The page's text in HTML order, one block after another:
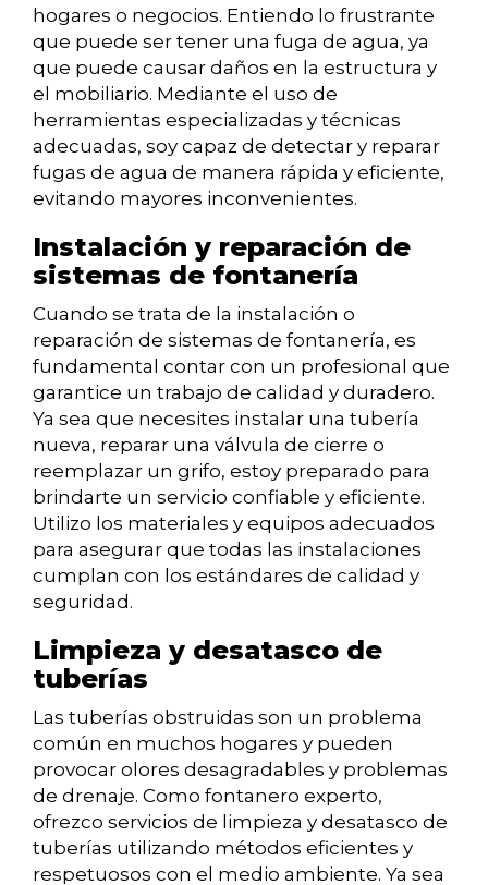
hogares o negocios. Entiendo lo frustrante
que puede ser tener una fuga de agua, ya
que puede causar daños en la estructura y
el mobiliario. Mediante el uso de
herramientas especializadas y técnicas
adecuadas, soy capaz de detectar y reparar
fugas de agua de manera rápida y eficiente,
evitando mayores inconvenientes.
Instalación y reparación de
sistemas de fontanería
Cuando se trata de la instalación o
reparación de sistemas de fontanería, es
fundamental contar con un profesional que
garantice un trabajo de calidad y duradero.
Ya sea que necesites instalar una tubería
nueva, reparar una válvula de cierre o
reemplazar un grifo, estoy preparado para
brindarte un servicio confiable y eficiente.
Utilizo los materiales y equipos adecuados
para asegurar que todas las instalaciones
cumplan con los estándares de calidad y
seguridad.
Limpieza y desatasco de
tuberías
Las tuberías obstruidas son un problema
común en muchos hogares y pueden
provocar olores desagradables y problemas
de drenaje. Como fontanero experto,
ofrezco servicios de limpieza y desatasco de
tuberías utilizando métodos eficientes y
respetuosos con el medio ambiente. Ya sea